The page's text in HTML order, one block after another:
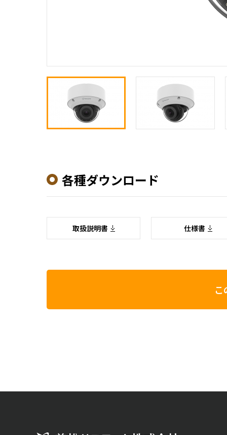
各種ダウンロード
取扱説明書 仕様書